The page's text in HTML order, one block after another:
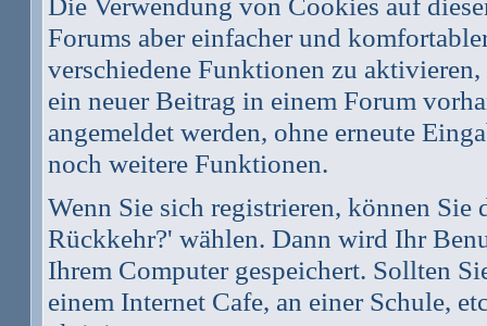
Forums aber einfacher und
verschiedene Funktionen zu
ein neuer Beitrag in einem Forum
angemeldet werden, ohne erneute
noch weitere Funktionen.
Wenn Sie sich registrieren, können
Rückkehr?' wählen. Dann wird Ihr
Ihrem Computer gespeichert. Sollten
einem Internet Cafe, an einer Schule,